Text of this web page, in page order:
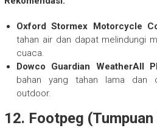
Oxford Stormex Motorcycle
tahan air dan dapat melindungi
cuaca.
Dowco Guardian WeatherAll
bahan yang tahan lama dan
outdoor.
12. Footpeg